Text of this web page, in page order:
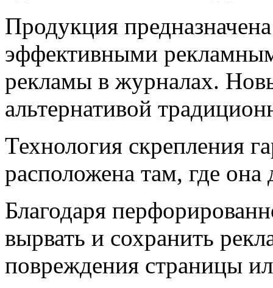
Продукция
эффективными
рекламы в журналах.
альтернативой
Технология скрепления
расположена там, где
Благодаря
вырвать и сохранить
повреждения страницы